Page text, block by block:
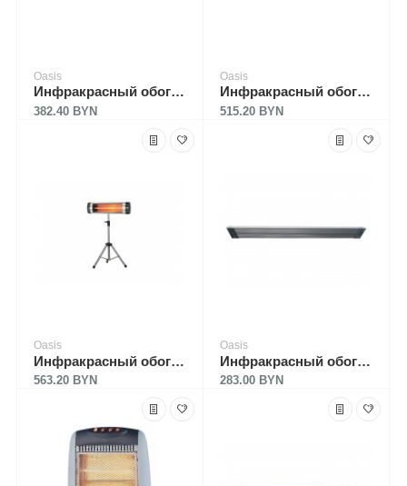
Oasis
Инфракрасный обогреватель Oasis IG-30 (P)
382.40 BYN
Oasis
Инфракрасный обогреватель Oasis IN-25 (P)
515.20 BYN
Oasis
Инфракрасный обогреватель Oasis IN-30 (P)
563.20 BYN
Oasis
Инфракрасный обогреватель Oasis IR-30
283.00 BYN